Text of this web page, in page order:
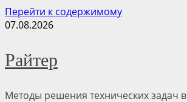
Перейти к содержимому
07.08.2026
Райтер
Методы решения технических задач